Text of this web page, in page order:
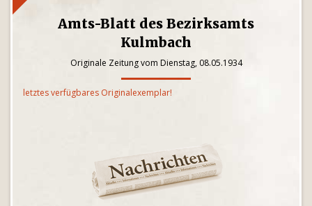
Amts-Blatt des Bezirksamts
Kulmbach
Originale Zeitung vom Dienstag, 08.05.1934
letztes verfügbares Originalexemplar!